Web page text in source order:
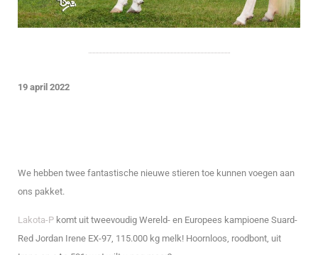
19 april 2022
We hebben twee fantastische nieuwe stieren toe kunnen voegen aan
ons pakket.
Lakota-P komt uit tweevoudig Wereld- en Europees kampioene Suard-
Red Jordan Irene EX-97, 115.000 kg melk! Hoornloos, roodbont, uit